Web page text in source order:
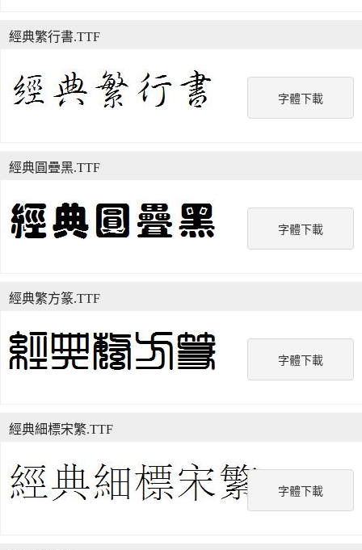
字體下載
經典繁行書.TTF
字體下載
經典圓疊黑.TTF
字體下載
經典繁方篆.TTF
字體下載
經典細標宋繁.TTF